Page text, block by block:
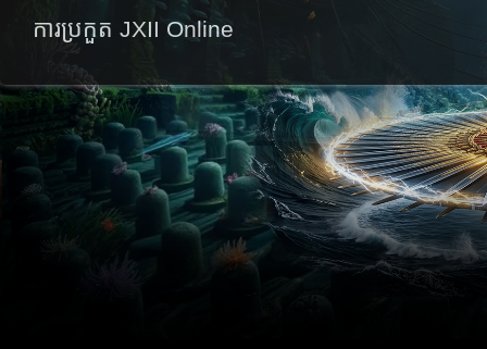
ការប្រកួត JXII Online